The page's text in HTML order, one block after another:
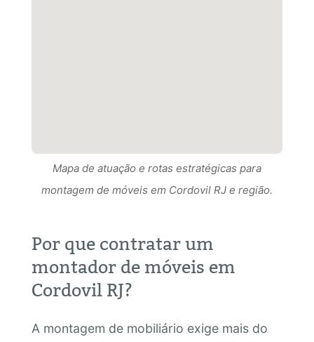
Mapa de atuação e rotas estratégicas para
Mapa de atuação e rotas estratégicas para
Mapa de atuação e rotas estratégicas para
montagem de móveis em Cordovil RJ e região.
Por que contratar um
montador de móveis em
Cordovil RJ?
A montagem de mobiliário exige mais do